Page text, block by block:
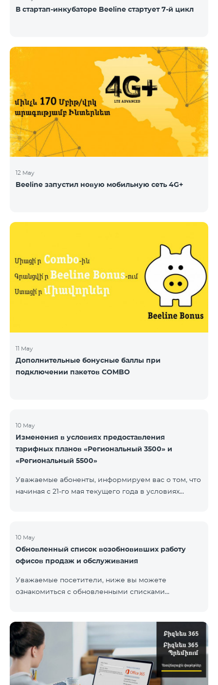
В стартап-инкубаторе Beeline стартует 7-й цикл
12 May
Beeline запустил новую мобильную сеть 4G+
11 May
Дополнительные бонусные баллы при
подключении пакетов COMBO
10 May
Изменения в условиях предоставления
тарифных планов «Региональный 3500» и
«Региональный 5500»
Уважаемые абоненты, информируем вас о том, что
начиная с 21-го мая текущего года в условиях
изменен наблюдательный период — 15 дней
вместо прежних 60-ти. В случае, если тарифный
план не будет активирован вновь на 16-ый день
расторгнут в одностороннем порядке и на
основной номер будет наложен штраф.
10 May
Обновленный список возобновивших работу
офисов продаж и обслуживания
Уважаемые посетители, ниже вы можете
ознакомиться с обновленными списками
Регионы В офисах соблюдены соответствующие
меры для обеспечения безопасности здоровья
наших сотрудников и клиентов.